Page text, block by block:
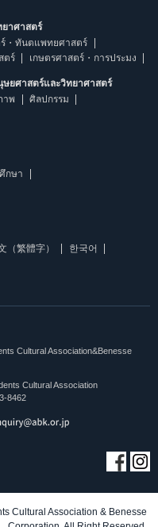
าศาสตร์
・ทันตแพทยศาสตร์
ตร์ เกษตรศาสตร์・การประมง
ยศาสตร์และวิทยาศาสตร์
าพ
ศิลปกรรม
กษา
（繁體字）
한국어
Cultural Association&Benesse
Cultural Association
8462
Cultural Association & Benesse